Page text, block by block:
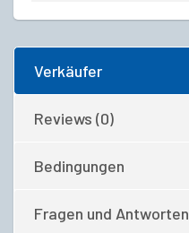
Verkäufer
Reviews (0)
Bedingungen
Fragen und Antworten